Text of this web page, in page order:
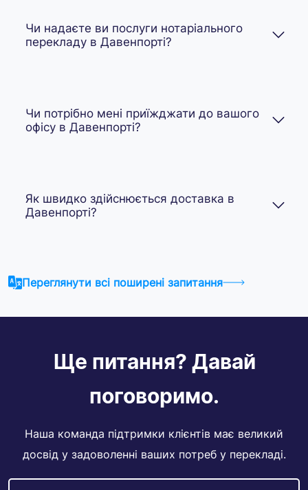
Чи надаєте ви послуги нотаріального
перекладу в Давенпорті?
Чи потрібно мені приїжджати до вашого
офісу в Давенпорті?
Як швидко здійснюється доставка в
Давенпорті?
Переглянути всі поширені запитання
Ще питання? Давай
поговоримо.
Наша команда підтримки клієнтів має великий
досвід у задоволенні ваших потреб у перекладі.